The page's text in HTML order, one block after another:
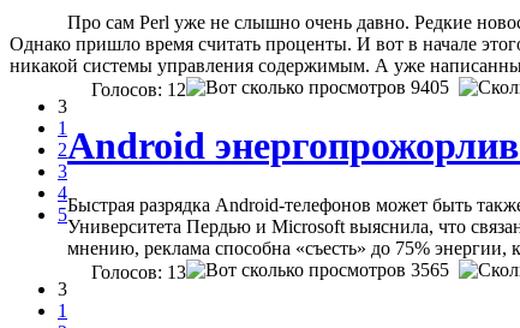
Про сам Perl уже не слышно очень давно. Редкие
Однако пришло время считать проценты. И вот в начале
никакой системы управления содержимым. А уже
3
1
2
3
4
5
Голосов: 12 9405
Android
Быстрая разрядка Android-телефонов может быть
Университета Пердью и Microsoft выяснила, что
мнению, реклама способна «съесть» до 75%
3
1
Голосов: 13 3565